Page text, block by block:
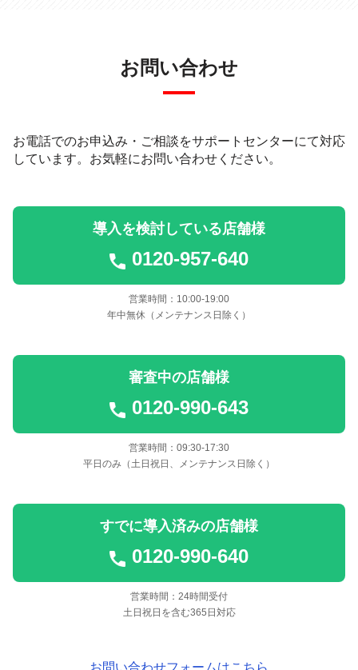
お問い合わせ
お電話でのお申込み・ご相談をサポートセンターにて対応
しています。 お気軽にお問い合わせください。
導入を検討している店舗様
0120-957-640
営業時間：10:00-19:00
年中無休（メンテナンス日除く）
審査中の店舗様
0120-990-643
営業時間：09:30-17:30
平日のみ（土日祝日、メンテナンス日除く）
すでに導入済みの店舗様
0120-990-640
営業時間：24時間受付
土日祝日を含む365日対応
お問い合わせフォームはこちら